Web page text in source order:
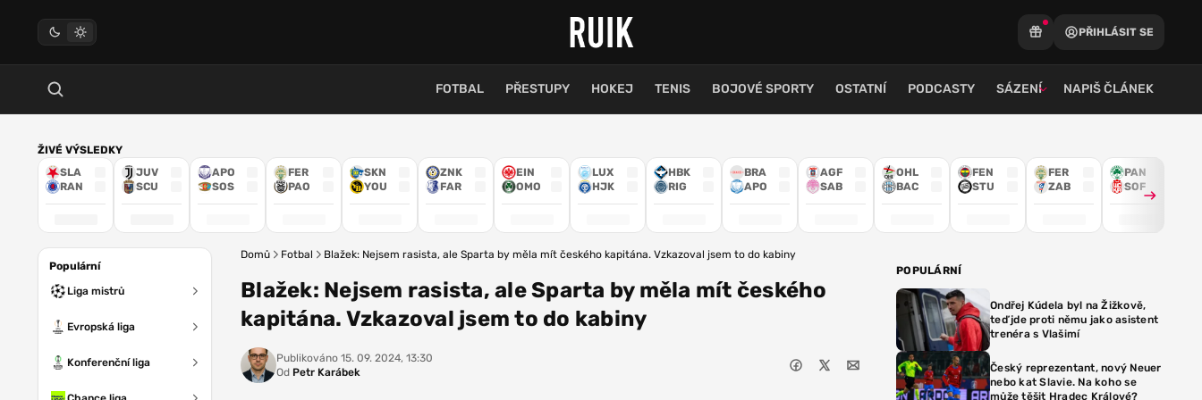
PŘIHLÁSIT SE
FOTBAL PŘESTUPY HOKEJ TENIS BOJOVÉ SPORTY OSTATNÍ PODCASTY SÁZENÍ NAPIŠ ČLÁNEK
ŽIVÉ VÝSLEDKY
SLA
RAN
JUV
SCU
APO
SOS
FER
PAO
SKN
YOU
ZNK
FAR
EIN
OMO
LUX
HJK
HBK
RIG
BRA
APO
AGF
SAB
OHL
BAC
FEN
STU
FER
ZAB
PAN
SOF
Populární
Liga mistrů
Evropská liga
Konferenční liga
Domů Fotbal Blažek: Nejsem rasista, ale Sparta by měla mít českého kapitána. Vzkazoval jsem to do kabiny
Blažek: Nejsem rasista, ale Sparta by měla mít českého
kapitána. Vzkazoval jsem to do kabiny
Publikováno 15. 09. 2024, 13:30
Od Petr Karábek
POPULÁRNÍ
Ondřej Kúdela byl na Žižkově,
teď jde proti němu jako asistent
trenéra s Vlašimí
Český reprezentant, nový Neuer
nebo kat Slavie. Na koho se
může těšit Hradec Králové?